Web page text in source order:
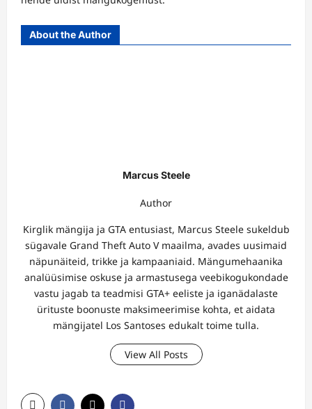
About the Author
Marcus Steele
Author
Kirglik mängija ja GTA entusiast, Marcus Steele sukeldub
sügavale Grand Theft Auto V maailma, avades uusimaid
näpunäiteid, trikke ja kampaaniaid. Mängumehaanika
analüüsimise oskuse ja armastusega veebikogukondade
vastu jagab ta teadmisi GTA+ eeliste ja iganädalaste
ürituste boonuste maksimeerimise kohta, et aidata
mängijatel Los Santoses edukalt toime tulla.
View All Posts